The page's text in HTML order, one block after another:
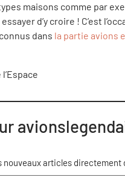
maisons comme par
d’y croire ! C’est
dans la partie avions